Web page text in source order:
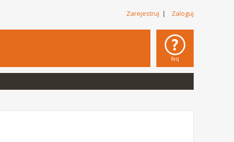
Zarejestruj | Zaloguj
faq